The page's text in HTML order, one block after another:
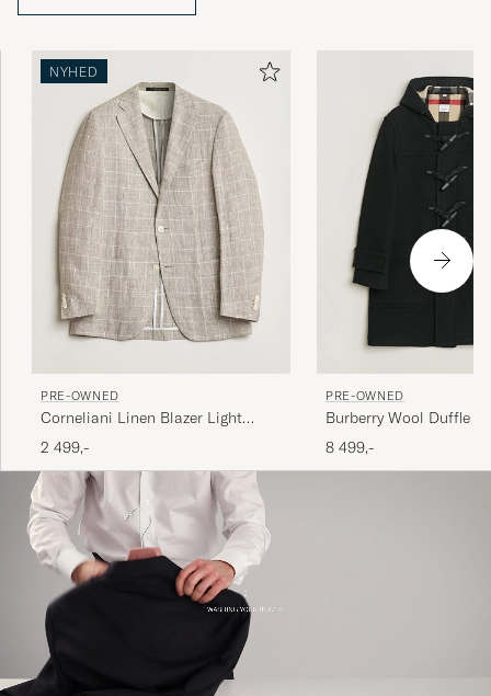
NYHED
PRE-OWNED
Corneliani Linen Blazer Light
Beige Check 48
2 499,-
PRE-OWNED
Burberry Wool Duffle
50
8 499,-